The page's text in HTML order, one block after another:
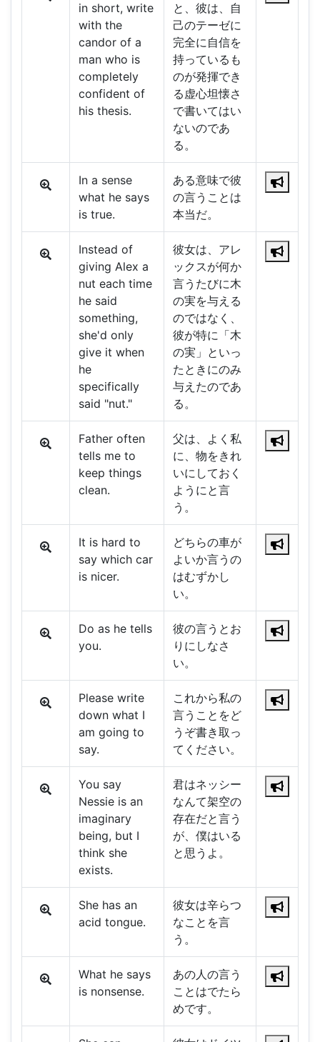
in short, write
with the
candor of a
man who is
completely
confident of
his thesis.
と、彼は、自
己のテーゼに
完全に自信を
持っているも
のが発揮でき
る虚心坦懐さ
で書いてはい
ないのであ
る。
In a sense
what he says
is true.
ある意味で彼
の言うことは
本当だ。
Instead of
giving Alex a
nut each time
he said
something,
she'd only
give it when
he
specifically
said "nut."
彼女は、アレ
ックスが何か
言うたびに木
の実を与える
のではなく、
彼が特に「木
の実」といっ
たときにのみ
与えたのであ
る。
Father often
tells me to
keep things
clean.
父は、よく私
に、物をきれ
いにしておく
ようにと言
う。
It is hard to
say which car
is nicer.
どちらの車が
よいか言うの
はむずかし
い。
Do as he tells
you.
彼の言うとお
りにしなさ
い。
Please write
down what I
am going to
say.
これから私の
言うことをど
うぞ書き取っ
てください。
You say
Nessie is an
imaginary
being, but I
think she
exists.
君はネッシー
なんて架空の
存在だと言う
が、僕はいる
と思うよ。
She has an
acid tongue.
彼女は辛らつ
なことを言
う。
What he says
is nonsense.
あの人の言う
ことはでたら
めです。